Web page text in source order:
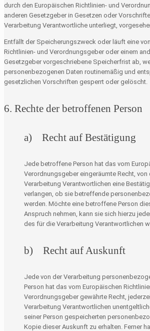
durch den Europäischen Richtlinien- und
anderen Gesetzgeber in Gesetzen oder
Verarbeitung Verantwortliche unterliegt,
Entfällt der Speicherungszweck oder läuft eine
Richtlinien- und Verordnungsgeber oder einem
Gesetzgeber vorgeschriebene Speicherfrist ab,
personenbezogenen Daten routinemäßig und
gesetzlichen Vorschriften gesperrt oder gelöscht.
6. Rechte der betroffenen Person
a) Recht auf Bestätigung
Jede betroffene Person hat das vom
Verordnungsgeber eingeräumte Recht, von
Verarbeitung Verantwortlichen eine
verlangen, ob sie betreffende
werden. Möchte eine betroffene Person
Anspruch nehmen, kann sie sich hierzu
des für die Verarbeitung Verantwortlichen
b) Recht auf Auskunft
Jede von der Verarbeitung
Person hat das vom Europäischen
Verordnungsgeber gewährte Recht,
Verarbeitung Verantwortlichen
seiner Person gespeicherten
Kopie dieser Auskunft zu erhalten. Ferner